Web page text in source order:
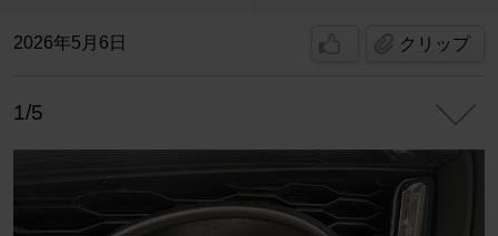
2026年5月6日 クリップ
1/5